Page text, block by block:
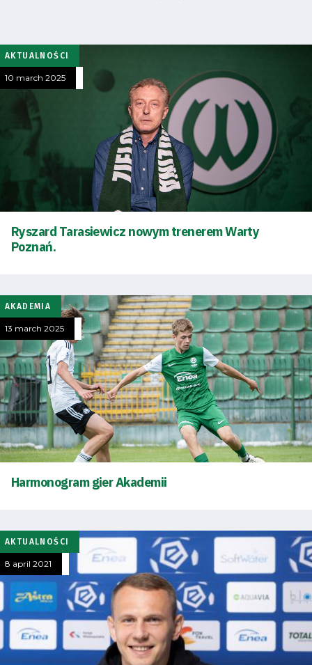
Accessibility
Search Button
Club
Table
and
Tickets
Contact
First
team
Amp-
Academy
Fan
club
Warta
AKTUALNOŚCI
10 march 2025
Ryszard Tarasiewicz nowym trenerem Warty
Poznań.
AKADEMIA
13 march 2025
Harmonogram gier Akademii
AKTUALNOŚCI
8 april 2021